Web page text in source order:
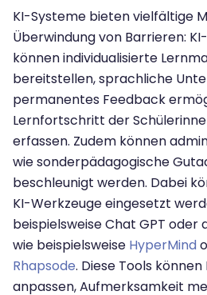
KI-Systeme bieten vielfältige
Überwindung von Barrieren:
können individualisierte
bereitstellen, sprachliche
permanentes Feedback
Lernfortschritt der
erfassen. Zudem können
wie sonderpädagogische
beschleunigt werden. Dabei
KI-Werkzeuge eingesetzt
beispielsweise Chat GPT oder
wie beispielsweise HyperMind
Rhapsode. Diese Tools
anpassen, Aufmerksamkeit